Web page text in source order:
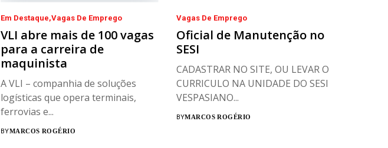
Em Destaque Vagas De Emprego
VLI abre mais de 100 vagas
para a carreira de
maquinista
A VLI – companhia de soluções
logísticas que opera terminais,
ferrovias e...
BYMARCOS ROGÉRIO
Vagas De Emprego
Oficial de Manutenção no
SESI
CADASTRAR NO SITE, OU LEVAR O
CURRICULO NA UNIDADE DO SESI
VESPASIANO...
BYMARCOS ROGÉRIO